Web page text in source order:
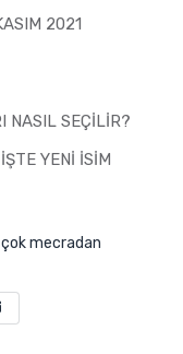
2021
NASIL SEÇILIR?
YENI İSIM
çok mecradan